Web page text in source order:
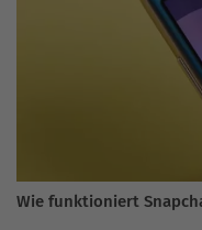
Wie funktioniert